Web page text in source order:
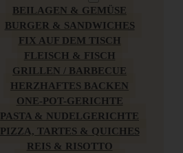
BEILAGEN & GEMÜSE
BURGER & SANDWICHES
FIX AUF DEM TISCH
FLEISCH & FISCH
GRILLEN / BARBECUE
HERZHAFTES BACKEN
ONE-POT-GERICHTE
PASTA & NUDELGERICHTE
PIZZA, TARTES & QUICHES
REIS & RISOTTO